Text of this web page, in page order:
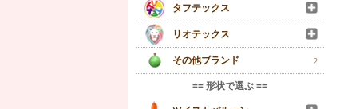
タフテックス
リオテックス
その他ブランド
2
== 形状で選ぶ ==